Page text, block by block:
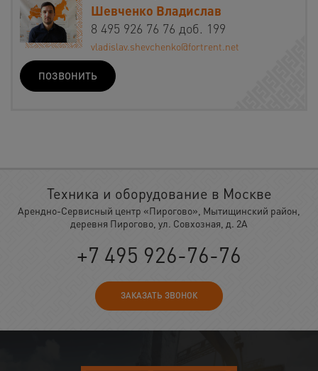
Шевченко Владислав
8 495 926 76 76 доб. 199
vladislav.shevchenko@fortrent.net
ПОЗВОНИТЬ
Техника и оборудование в Москве
Арендно-Сервисный центр «Пирогово», Мытищинский район,
деревня Пирогово, ул. Совхозная, д. 2А
+7 495 926-76-76
ЗАКАЗАТЬ ЗВОНОК